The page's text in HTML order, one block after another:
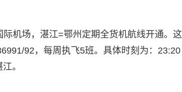
机场，湛江=鄂州定期全货机航线开通。这
92，每周执飞5班。具体时刻为：23:20
。